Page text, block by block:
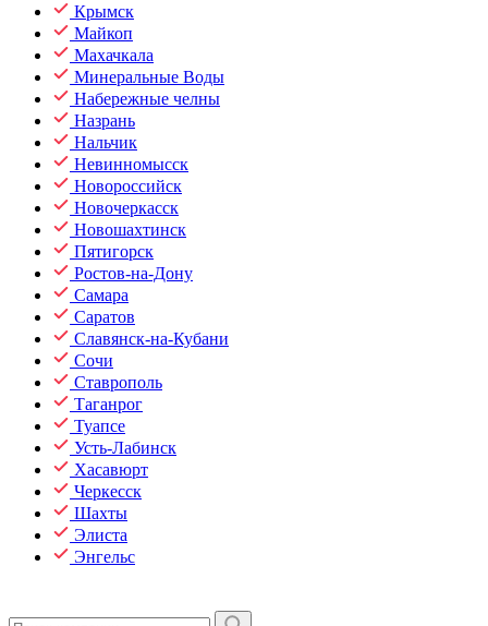
Крымск
Майкоп
Махачкала
Минеральные Воды
Набережные челны
Назрань
Нальчик
Невинномысск
Новороссийск
Новочеркасск
Новошахтинск
Пятигорск
Ростов-на-Дону
Самара
Саратов
Славянск-на-Кубани
Сочи
Ставрополь
Таганрог
Туапсе
Усть-Лабинск
Хасавюрт
Черкесск
Шахты
Элиста
Энгельс